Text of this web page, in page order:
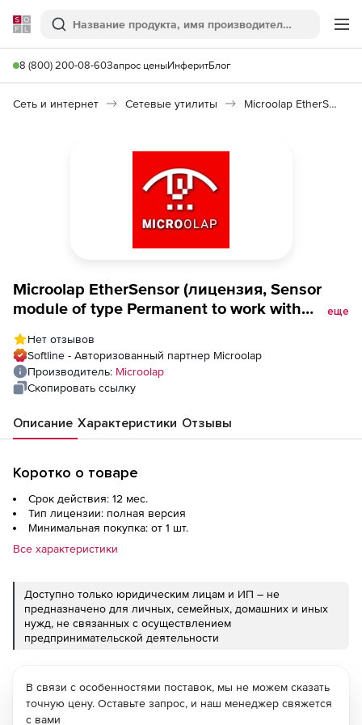
Softline
Поиск
8 (800) 200-08-60Запрос ценыИнферитБлог
Сеть и интернет Сетевые утилиты Microolap EtherSensor
Microolap EtherSensor (лицензия, Sensor
module of type Permanent to work with
на 1 год), up to 450 000 simultaneous
sessions (approx. 30 000 network users) and
network traffic intensity up to 12 000 Mbps
еще
Нет отзывов
Softline - Авторизованный партнер Microolap
Производитель: Microolap
Скопировать ссылку
Описание Характеристики Отзывы
Коротко о товаре
Срок действия: 12 мес.
Тип лицензии: полная версия
Минимальная покупка: от 1 шт.
Все характеристики
Доступно только юридическим лицам и ИП – не
предназначено для личных, семейных, домашних и иных
нужд, не связанных с осуществлением
предпринимательской деятельности
В связи с особенностями поставок, мы не можем сказать
точную цену. Оставьте запрос, и наш менеджер свяжется
с вами